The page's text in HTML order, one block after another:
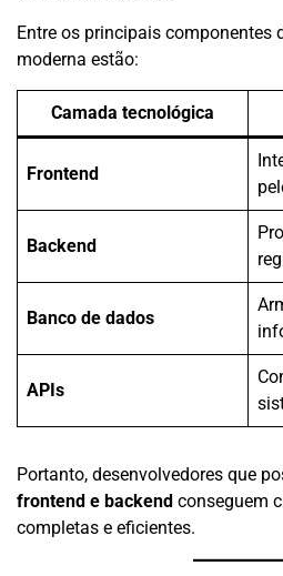
Entre os principais componentes
moderna estão:
Camada tecnológica
Frontend
Backend
Banco de dados
APIs
Portanto, desenvolvedores que
frontend e backend conseguem
completas e eficientes.